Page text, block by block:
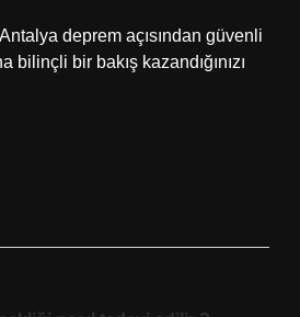
deprem açısından güvenli
bilinçli bir bakış kazandığınızı